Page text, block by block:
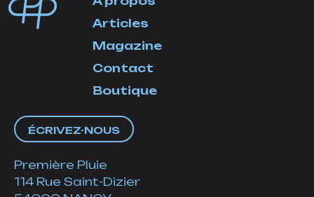
Articles
Magazine
Contact
Boutique
ÉCRIVEZ-NOUS
Première Pluie
114 Rue Saint-Dizier